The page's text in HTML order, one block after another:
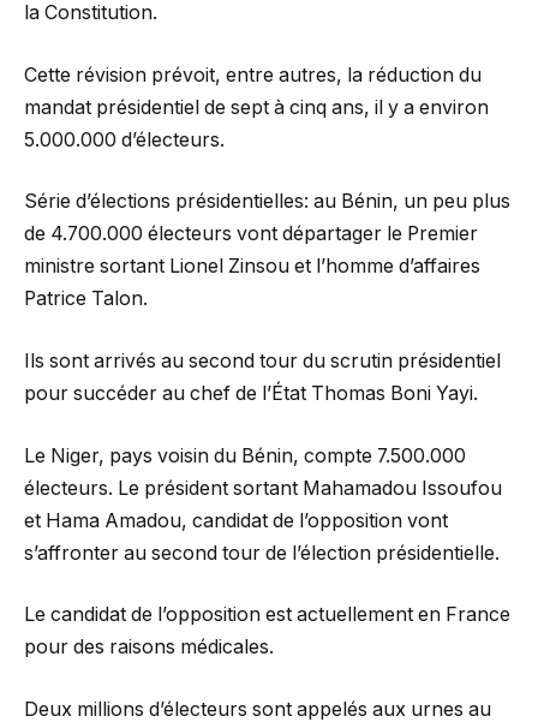
la Constitution.
Cette révision prévoit, entre autres, la réduction du
mandat présidentiel de sept à cinq ans, il y a environ
5.000.000 d’électeurs.
Série d’élections présidentielles: au Bénin, un peu plus
de 4.700.000 électeurs vont départager le Premier
ministre sortant Lionel Zinsou et l’homme d’affaires
Patrice Talon.
Ils sont arrivés au second tour du scrutin présidentiel
pour succéder au chef de l’État Thomas Boni Yayi.
Le Niger, pays voisin du Bénin, compte 7.500.000
électeurs. Le président sortant Mahamadou Issoufou
et Hama Amadou, candidat de l’opposition vont
s’affronter au second tour de l’élection présidentielle.
Le candidat de l’opposition est actuellement en France
pour des raisons médicales.
Deux millions d’électeurs sont appelés aux urnes au